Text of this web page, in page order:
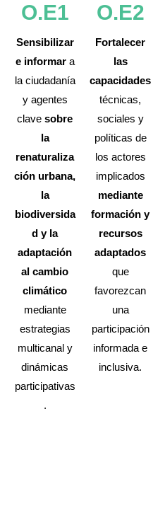
O.E1
Sensibilizar
e informara
la ciudadanía
y agentes
clave sobre
la
renaturaliza
ción urbana,
la
biodiversida
d y la
adaptación
al cambio
climático
mediante
estrategias
multicanal y
dinámicas
participativas
.
O.E2
Fortalecer
las
capacidades
técnicas,
sociales y
políticas de
los actores
implicados
mediante
formación y
recursos
adaptados
que
favorezcan
una
participación
informada e
inclusiva.